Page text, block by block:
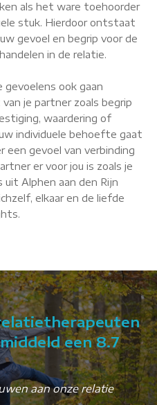
als het ware toehoorder
stuk. Hierdoor ontstaat
gevoel en begrip voor de
in de relatie.
gevoelens ook gaan
je partner zoals begrip
waardering of
individuele behoefte gaat
een gevoel van verbinding
er voor jou is zoals je
Alphen aan den Rijn
elkaar en de liefde
een 8.7
aan onze relatie